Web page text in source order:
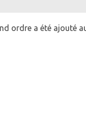
ordre a été ajouté